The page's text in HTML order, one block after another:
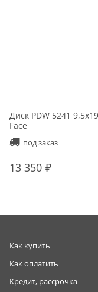
Диск PDW 5241
Face
под заказ
13 350
Как купить
Как оплатить
Кредит, рассрочка